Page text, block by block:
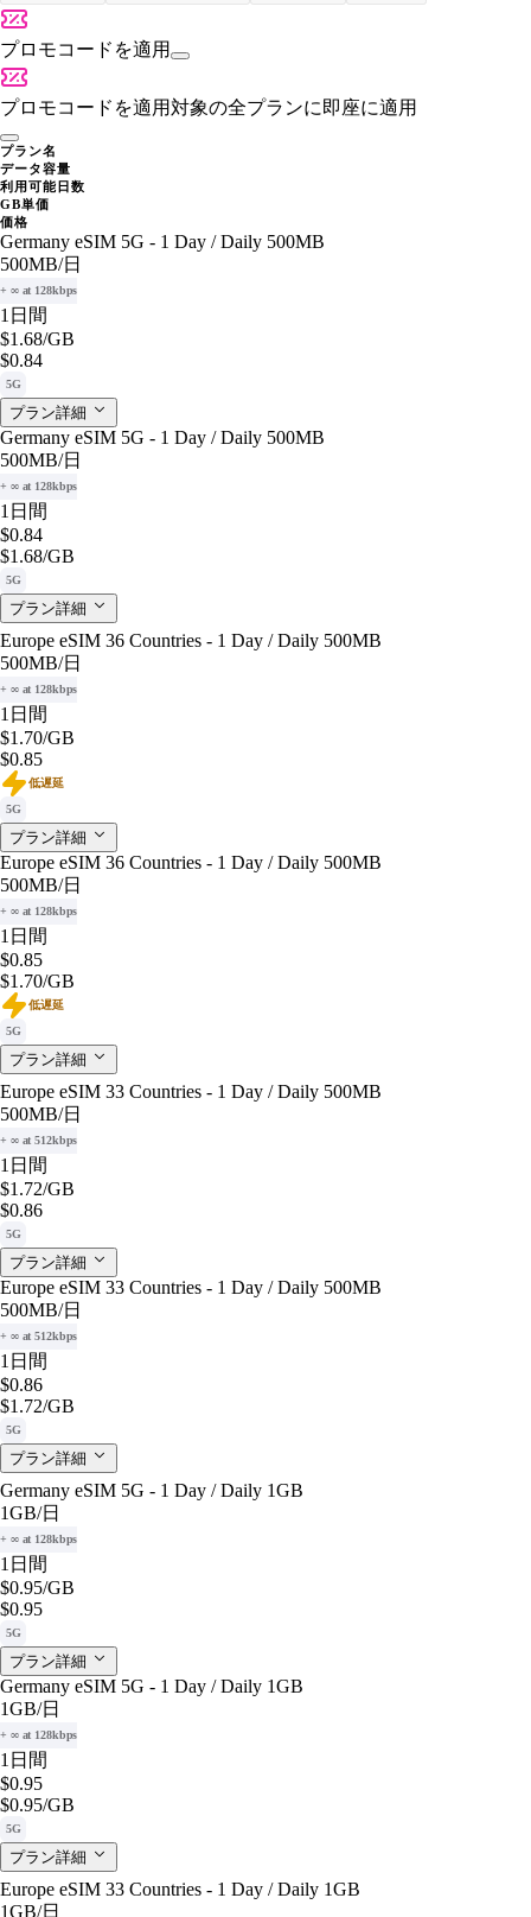
プロモコードを適用
プロモコードを適用対象の全プランに即座に適用
プラン名
データ容量
利用可能日数
GB単価
価格
Germany eSIM 5G - 1 Day / Daily 500MB
500MB/日
+ ∞ at 128kbps
1日間
$1.68/GB
$0.84
5G
プラン詳細
Germany eSIM 5G - 1 Day / Daily 500MB
500MB/日
+ ∞ at 128kbps
1日間
$0.84
$1.68/GB
5G
プラン詳細
Europe eSIM 36 Countries - 1 Day / Daily 500MB
500MB/日
+ ∞ at 128kbps
1日間
$1.70/GB
$0.85
低遅延
5G
プラン詳細
Europe eSIM 36 Countries - 1 Day / Daily 500MB
500MB/日
+ ∞ at 128kbps
1日間
$0.85
$1.70/GB
低遅延
5G
プラン詳細
Europe eSIM 33 Countries - 1 Day / Daily 500MB
500MB/日
+ ∞ at 512kbps
1日間
$1.72/GB
$0.86
5G
プラン詳細
Europe eSIM 33 Countries - 1 Day / Daily 500MB
500MB/日
+ ∞ at 512kbps
1日間
$0.86
$1.72/GB
5G
プラン詳細
Germany eSIM 5G - 1 Day / Daily 1GB
1GB/日
+ ∞ at 128kbps
1日間
$0.95/GB
$0.95
5G
プラン詳細
Germany eSIM 5G - 1 Day / Daily 1GB
1GB/日
+ ∞ at 128kbps
1日間
$0.95
$0.95/GB
5G
プラン詳細
Europe eSIM 33 Countries - 1 Day / Daily 1GB
1GB/日